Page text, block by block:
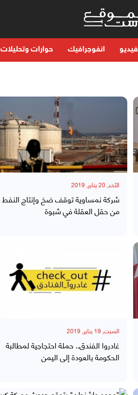
فيديو انفوجرافيك حوارات وتحليلات
الأحد, 20 يناير, 2019
شركة نمساوية توقف ضخ وإنتاج النفط
من حقل العقلة في شبوة
السبت, 19 يناير, 2019
غادروا الفندق.. حملة احتجاجية لمطالبة
الحكومة بالعودة إلى اليمن